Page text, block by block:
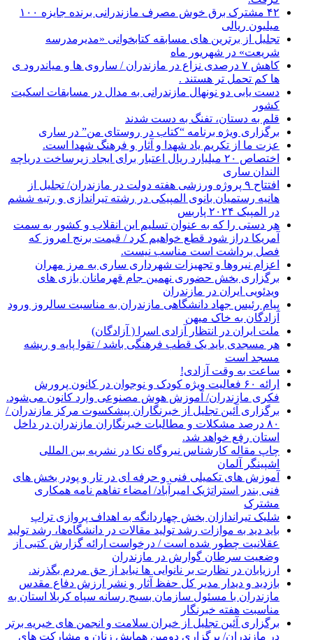
۴۲ مشترک برق خوش مصرف مازندرانی برنده جایزه ۱۰۰
میلیون ریالی
تجلیل از برترین های مسابقه کتابخوانی «مدیرمدرسه
شریعت» در شهریور ماه
کاهش ۷ درصدی نزاع در مازندران / ساروی ها و میاندرود ی
ها کم تحمل تر هستند‌ .
دست یابی دو نونهال مازندرانی به مدال در مسابقات اسکیت
کشور
قلم به دستان، تفنگ به دست شدند
برگزاری ویژه برنامه “کتاب در روستای من” در ساری
عزت ما از تکریم یاد شهدا و آثار و فرهنگ شهدا است.
اختصاص ۲۰ میلیارد ریال اعتبار برای ایجاد زیرساخت دریاچه
الندان ساری
افتتاح ۹ پروژه ورزشی هفته دولت در مازندران/ تجلیل از
هانیه رستمیان بانوی المپیکی در رشته تیراندازی و رتبه ششم
در المپیک ۲۰۲۴ پاربس
هر دستی را که به عنوان تسلیم این انقلاب و کشور به سمت
آمريکا دراز شود قطع خواهیم کرد / قیمت برنج امروز که
فصل برداشت است مناسب نیست.
اعزام نیروها و تجهیزات شهرداری ساری به مرز مهران
برگزاری بخش حضوری نهمین جام قهرمانان بازی های
ویدئویی ایران در مازندران
پیام رئیس جهاد دانشگاهی مازندران به مناسبت سالروز ورود
آزادگان به خاک میهن
ملت ایران در انتظار آزادی اسرا ( آزادگان)
هر مسجدی باید یک قطب فرهنگی باشد / تقوا پایه و ریشه
مسجد است
ساعت به وقت آزادی!
ارائه ۶۰ فعالیت ویژه کودک و نوجوان در کانون پرورش
فکری مازندران/ آموزش هوش مصنوعی وارد کانون می‌شود.
برگزاری آئین تجلیل از خبرنگاران پیشکسوت مرکز مازندران /
۸۰ درصد مشکلات و مطالبات خبرنگاران مازندران در داخل
استان رفع خواهد شد.
چاپ مقاله کارشناس نيروگاه نكا در نشریه بین المللی
اشپینگر آلمان
آموزش های تکمیلی فنی و حرفه ای در تار و پودر بخش های
فنی بندر استراتژیک امیرآباد/ امضاء تفاهم نامه همکاری
مشترک
شلیک تیراندازان بخش چهاردانگه به اهداف پروازی تراپ
باید دید به موازات رشد تولید مقالات در دانشگاه‌ها، رشد تولید
عقلانیت چطور شده است / درخواست ارائه گزارش کتبی از
وضعیت سرطان گوارش در مازندران
ارزیابان در نظارت بر نانوایی ها نباید از حق مردم بگذرند.
بازدید و دیدار مدیر کل حفظ آثار و نشر ارزش دفاع مقدس
مازندران با مسئول سازمان بسیج رسانه سپاه کربلا استان به
مناسبت هفته خبرنگار
برگزاری آئین تجلیل از خیران سلامت و انجمن های خیریه برتر
در مازندران/ برگزاری دومین همایش زنان و مشارکت های